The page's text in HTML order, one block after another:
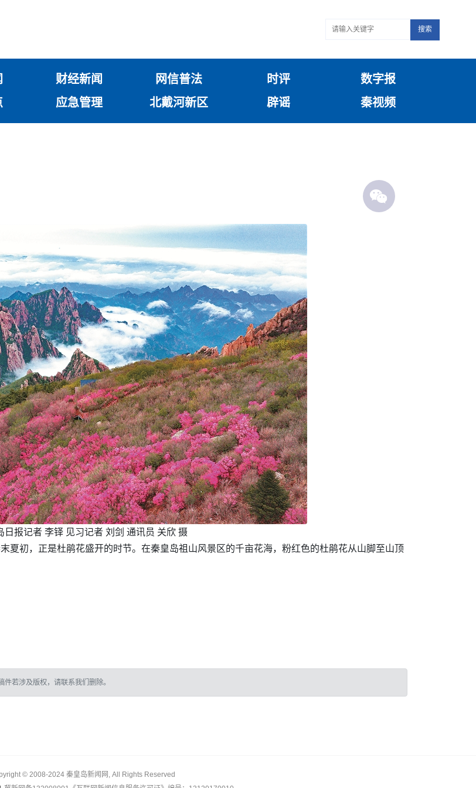
搜索
财经新闻 网信普法 时评
数字报
应急管理 北戴河新区 辟谣 秦视频
日报记者 李铎 见习记者 刘剑 通讯员 关欣 摄
夏初，正是杜鹃花盛开的时节。在秦皇岛祖山风景区的千亩花海，粉红色的杜鹃花从山脚至山顶
若涉及版权，请联系我们删除。
© 2008-2024 秦皇岛新闻网, All Rights Reserved